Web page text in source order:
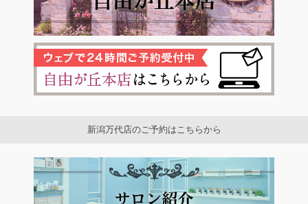
新潟万代店のご予約はこちらから